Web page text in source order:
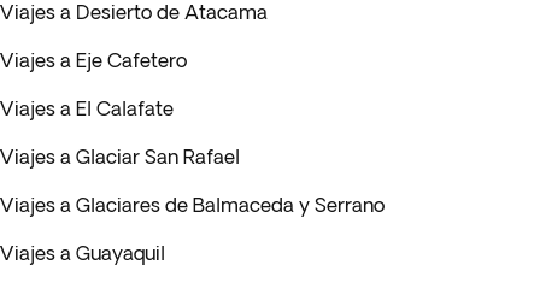
Viajes a Desierto de Atacama
Viajes a Eje Cafetero
Viajes a El Calafate
Viajes a Glaciar San Rafael
Viajes a Glaciares de Balmaceda y Serrano
Viajes a Guayaquil